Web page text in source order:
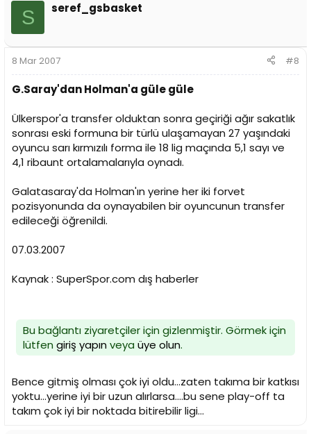
S seref_gsbasket
8 Mar 2007 #8
G.Saray'dan Holman'a güle güle
Ülkerspor'a transfer olduktan sonra geçiriği ağır sakatlık
sonrası eski formuna bir türlü ulaşamayan 27 yaşındaki
oyuncu sarı kırmızılı forma ile 18 lig maçında 5,1 sayı ve
4,1 ribaunt ortalamalarıyla oynadı.
Galatasaray'da Holman'ın yerine her iki forvet
pozisyonunda da oynayabilen bir oyuncunun transfer
edileceği öğrenildi.
07.03.2007
Kaynak : SuperSpor.com dış haberler
Bu bağlantı ziyaretçiler için gizlenmiştir. Görmek için
lütfen giriş yapınveya üye olun.
Bence gitmiş olması çok iyi oldu...zaten takıma bir katkısı
yoktu...yerine iyi bir uzun alırlarsa....bu sene play-off ta
takım çok iyi bir noktada bitirebilir ligi...